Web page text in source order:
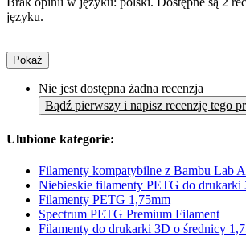
języku.
Pokaż
Nie jest dostępna żadna recenzja
Bądź pierwszy i napisz recenzję tego
Ulubione kategorie:
Filamenty kompatybilne z Bambu Lab
Niebieskie filamenty PETG do drukarki
Filamenty PETG 1,75mm
Spectrum PETG Premium Filament
Filamenty do drukarki 3D o średnicy